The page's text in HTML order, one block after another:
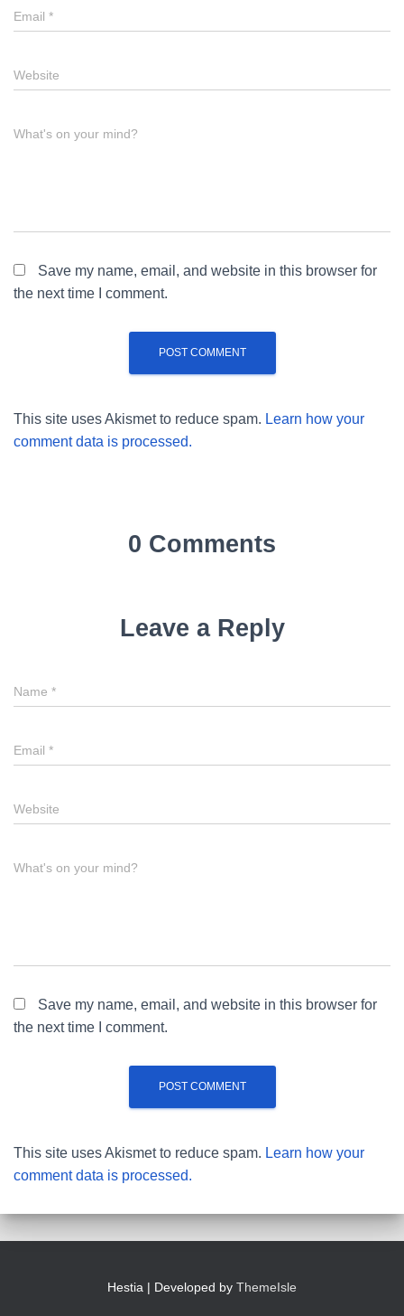
Email *
Website
What's on your mind?
Save my name, email, and website in this browser for
the next time I comment.
This site uses Akismet to reduce spam. Learn how your
comment data is processed.
0 Comments
Leave a Reply
Name *
Email *
Website
What's on your mind?
Save my name, email, and website in this browser for
the next time I comment.
This site uses Akismet to reduce spam. Learn how your
comment data is processed.
Hestia | Developed by ThemeIsle